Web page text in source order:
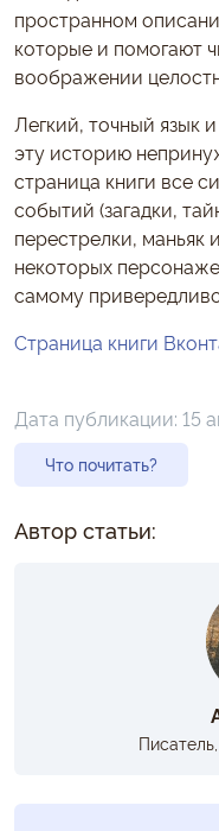
пространном
которые и помогают
воображении
Легкий, точный язык
эту историю
страница книги все
событий (загадки,
перестрелки, маньяк
некоторых
самому
Страница книги
Дата публикации: 15
Что почитать?
Автор статьи: